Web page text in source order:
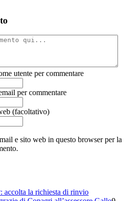
utente per commentare
per commentare
(facoltativo)
e sito web in questo browser per la
accolta la richiesta di rinvio